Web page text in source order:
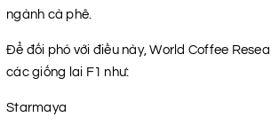
ngành cà phê.
Để đối phó với điều này, World Coffee
các giống lai F1 như:
Starmaya